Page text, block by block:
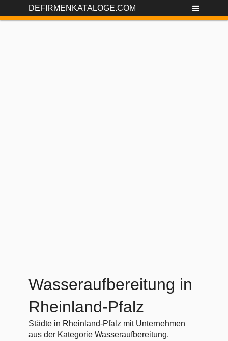
DEFIRMENKATALOGE.COM
Wasseraufbereitung in
Rheinland-Pfalz
Städte in Rheinland-Pfalz mit Unternehmen
aus der Kategorie Wasseraufbereitung.